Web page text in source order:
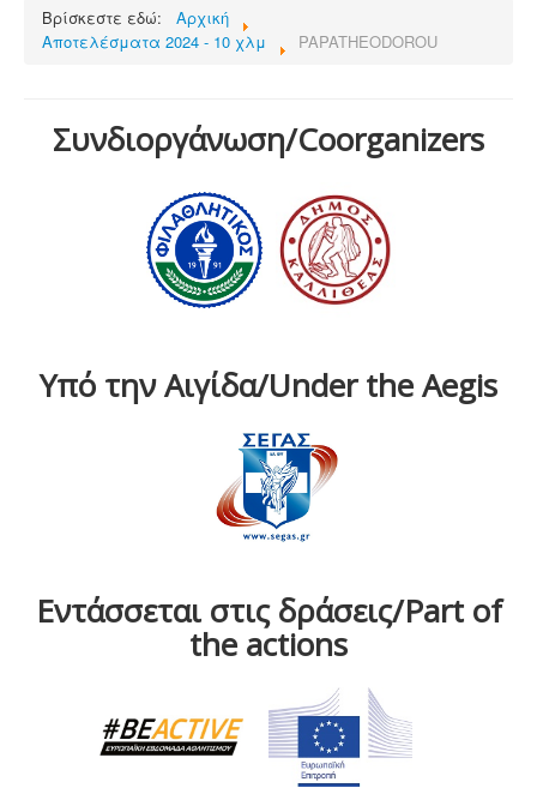
Βρίσκεστε εδώ:
Αρχική
Αποτελέσματα 2024 - 10 χλμ
PAPATHEODOROU
Συνδιοργάνωση/Coorganizers
Υπό την Αιγίδα/Under the Aegis
Εντάσσεται στις δράσεις/Part of
the actions